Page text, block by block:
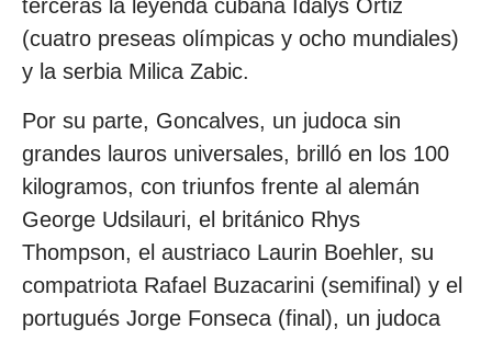
terceras la leyenda cubana Idalys Ortiz
(cuatro preseas olímpicas y ocho mundiales)
y la serbia Milica Zabic.
Por su parte, Goncalves, un judoca sin
grandes lauros universales, brilló en los 100
kilogramos, con triunfos frente al alemán
George Udsilauri, el británico Rhys
Thompson, el austriaco Laurin Boehler, su
compatriota Rafael Buzacarini (semifinal) y el
portugués Jorge Fonseca (final), un judoca